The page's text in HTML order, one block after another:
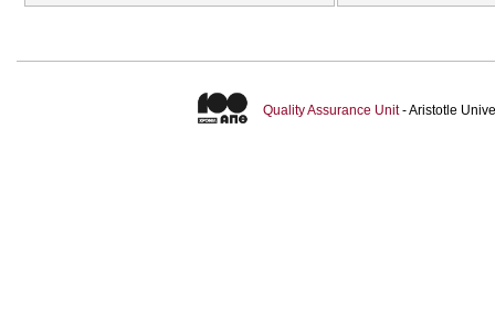
Quality Assurance Unit- Aristotle